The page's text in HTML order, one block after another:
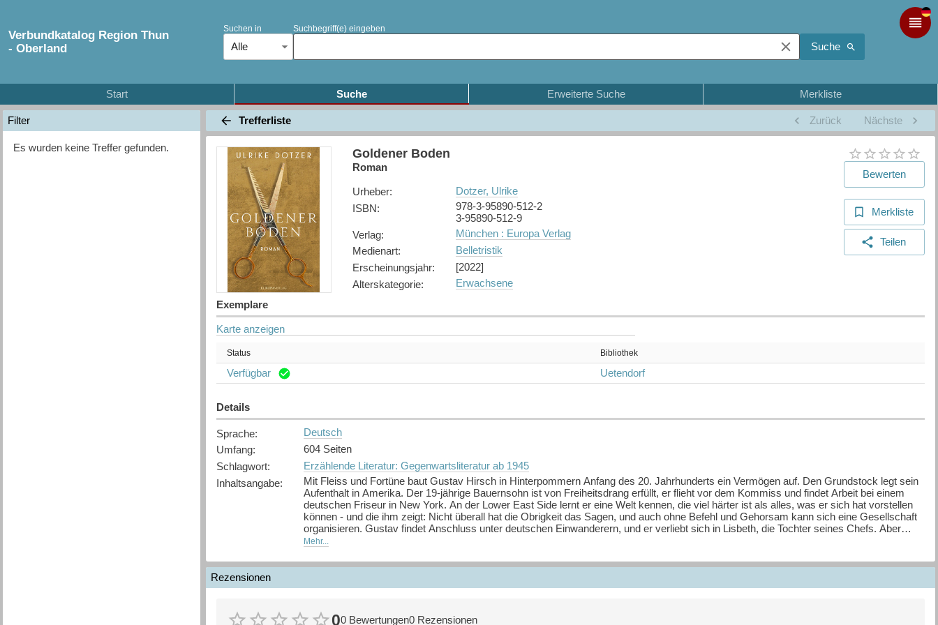
Verbundkatalog Region Thun
- Oberland
Suchen in
Alle
Suchbegriff(e) eingeben
Suche
Start Suche Erweiterte Suche Merkliste
Filter
Es wurden keine Treffer gefunden.
Trefferliste Zurück Nächste
Goldener Boden
Roman
Urheber:
Dotzer, Ulrike
ISBN:
978-3-95890-512-2
3-95890-512-9
Verlag:
München : Europa Verlag
Medienart:
Belletristik
Erscheinungsjahr:
[2022]
Alterskategorie: Erwachsene
Bewerten
Merkliste
Teilen
Exemplare
Karte anzeigen
Status Bibliothek
Verfügbar Uetendorf
Details
Sprache:
Deutsch
Umfang:
604 Seiten
Schlagwort:
Erzählende Literatur: Gegenwartsliteratur ab 1945
Inhaltsangabe:
Mit Fleiss und Fortüne baut Gustav Hirsch in Hinterpommern Anfang des 20. Jahrhunderts ein Vermögen auf. Den Grundstock legt sein
Aufenthalt in Amerika. Der 19-jährige Bauernsohn ist von Freiheitsdrang erfüllt, er flieht vor dem Kommiss und findet Arbeit bei einem
deutschen Friseur in New York. An der Lower East Side lernt er eine Welt kennen, die viel härter ist als alles, was er sich hat vorstellen
können - und die ihm zeigt: Nicht überall hat die Obrigkeit das Sagen, und auch ohne Befehl und Gehorsam kann sich eine Gesellschaft
organisieren. Gustav findet Anschluss unter deutschen Einwanderern, und er verliebt sich in Lisbeth, die Tochter seines Chefs. Aber
dann muss er zurück nach Stolp: Zwei Brüder sind tot und seine verwitwete Mutter allein. Im März 1945 flüchtet Clara, Gustavs Tochter
thüringischen Dorf, später in Kiel beweist sie, was das alte Sprichwort sagt: Handwerk hat goldenen Boden. Mit nichts als ihrer Hände
spüren, dass etwas nicht stimmt. Denn über allem hängt der Schatten des Schweigens, das, wovon man nicht spricht: die SS-
zu machen. Wir schauen mit ihnen und ihren Kundinnen und Kunden in den Spiegel und erblicken - auch uns selber. Denn so wie ihnen
Mehr...
Rezensionen
00 Bewertungen0 Rezensionen